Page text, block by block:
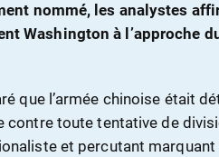
nommé, les analystes
Washington à l’approche
que l’armée chinoise était
contre toute tentative de
et percutant marquant